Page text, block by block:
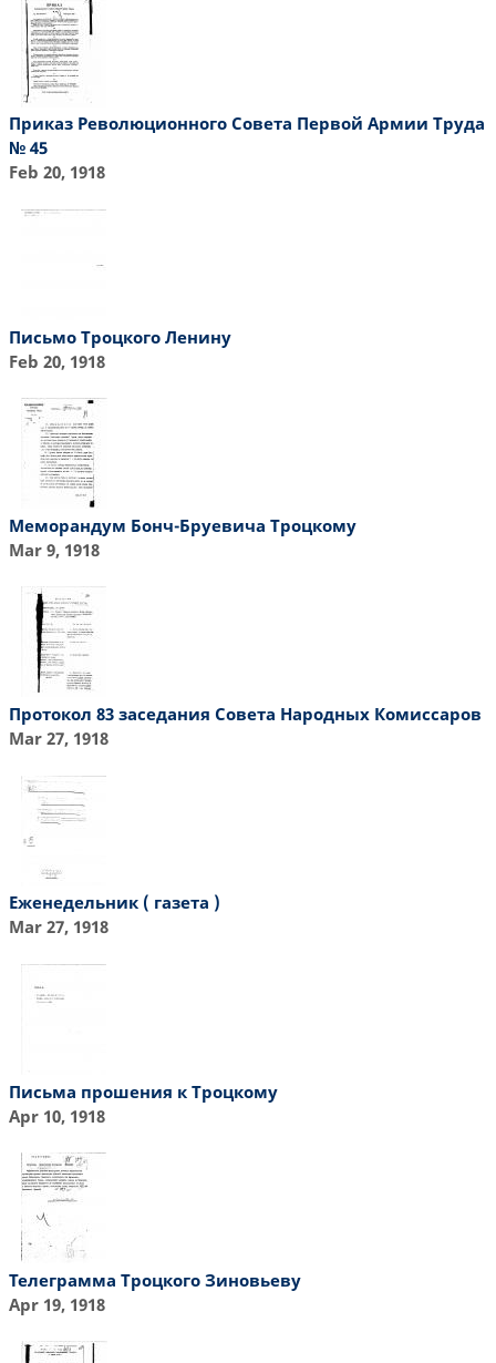
Приказ Революционного Совета Первой Армии Труда
№ 45
Feb 20, 1918
Письмо Троцкого Ленину
Feb 20, 1918
Меморандум Бонч-Бруевича Троцкому
Mar 9, 1918
Протокол 83 заседания Совета Народных Комиссаров
Mar 27, 1918
Еженедельник ( газета )
Mar 27, 1918
Письма прошения к Троцкому
Apr 10, 1918
Телеграмма Троцкого Зиновьеву
Apr 19, 1918